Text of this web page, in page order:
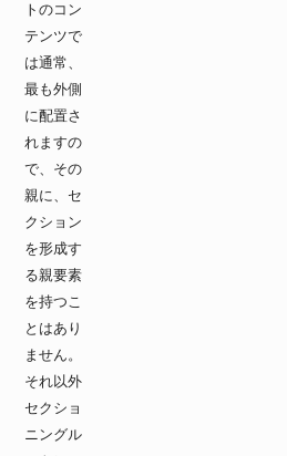
トのコン
テンツで
は通常、
最も外側
に配置さ
れますの
で、その
親に、セ
クション
を形成す
る親要素
を持つこ
とはあり
ません。
それ以外
セクショ
ニングル